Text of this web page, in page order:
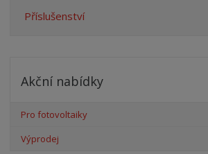
Příslušenství
Akční nabídky
Pro fotovoltaiky
Výprodej